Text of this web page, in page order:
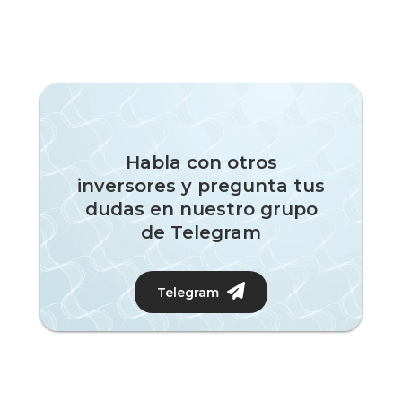
Habla con otros
inversores y pregunta tus
dudas en nuestro grupo
de Telegram
Telegram